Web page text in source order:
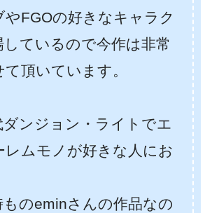
やFGOの好きなキャラク
しているので今作は非常
頂いています。
ダンジョン・ライトでエ
レムモノが好きな人にお
ものeminさんの作品なの